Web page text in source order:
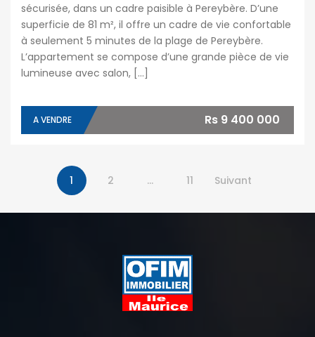
sécurisée, dans un cadre paisible à Pereybère. D’une
superficie de 81 m², il offre un cadre de vie confortable
à seulement 5 minutes de la plage de Pereybère.
L’appartement se compose d’une grande pièce de vie
lumineuse avec salon, […]
A VENDRE Rs 9 400 000
1 2 … 11 Suivant